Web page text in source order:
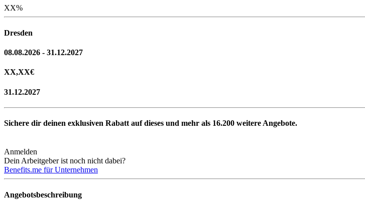
XX%
Dresden
08.08.2026 - 31.12.2027
XX,XX€
31.12.2027
Sichere dir deinen exklusiven Rabatt auf dieses und mehr als 16.200 weitere Angebote.
Anmelden
Dein Arbeitgeber ist noch nicht dabei?
Benefits.me für Unternehmen
Angebotsbeschreibung